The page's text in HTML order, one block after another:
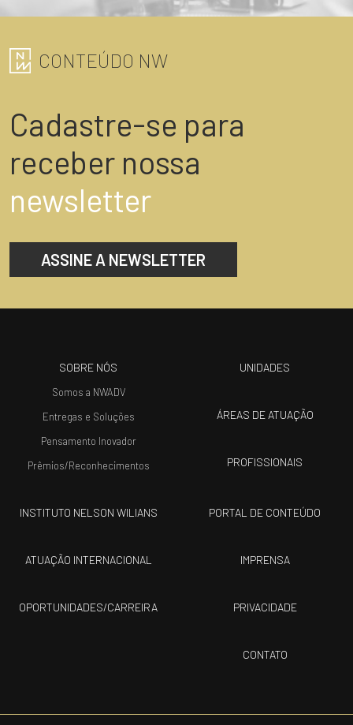
CONTEÚDO NW
Cadastre-se para
receber nossa
newsletter
ASSINE A NEWSLETTER
SOBRE NÓS
Somos a NWADV
Entregas e Soluções
Pensamento Inovador
Prêmios/Reconhecimentos
UNIDADES
ÁREAS DE ATUAÇÃO
PROFISSIONAIS
INSTITUTO NELSON WILIANS
ATUAÇÃO INTERNACIONAL
OPORTUNIDADES/CARREIRA
PORTAL DE CONTEÚDO
IMPRENSA
PRIVACIDADE
CONTATO